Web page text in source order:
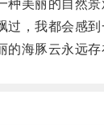
美丽的自然景
，我都会感到
海豚云永远存